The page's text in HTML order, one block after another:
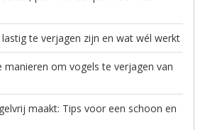
te verjagen zijn en wat wél werkt
manieren om vogels te verjagen van
maakt: Tips voor een schoon en